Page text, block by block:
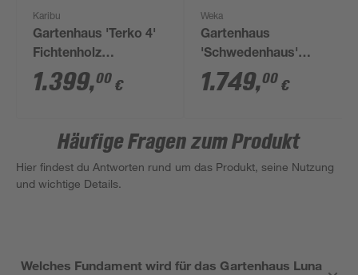
Karibu
Gartenhaus 'Terko 4'
Fichtenholz
naturbelassen 211 x
302 x 217 cm
1.399,00 €
Weka
Gartenhaus
'Schwedenhaus'
schwedenrot, Größe 2
1.749,00 €
Häufige Fragen zum Produkt
Hier findest du Antworten rund um das Produkt, seine Nutzung
und wichtige Details.
Welches Fundament wird für das Gartenhaus Luna